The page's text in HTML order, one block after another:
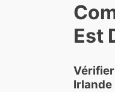
Est
Irlande